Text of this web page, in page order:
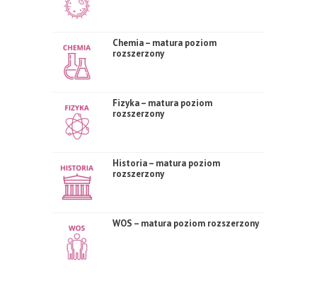
Chemia – matura poziom
rozszerzony
Fizyka – matura poziom
rozszerzony
Historia – matura poziom
rozszerzony
WOS – matura poziom rozszerzony